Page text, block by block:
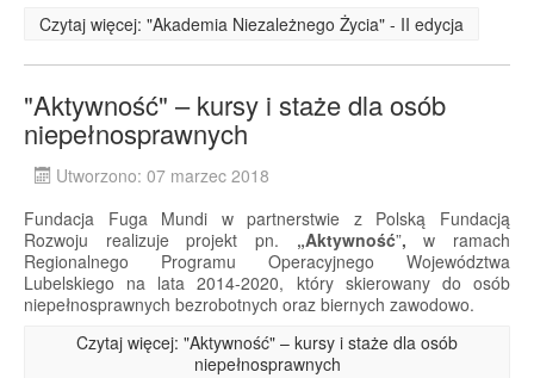
Czytaj więcej: "Akademia Niezależnego Życia" - II edycja
"Aktywność" – kursy i staże dla osób
niepełnosprawnych
Utworzono: 07 marzec 2018
Fundacja Fuga Mundi w partnerstwie z Polską Fundacją
Rozwoju realizuje projekt pn. „Aktywność”, w ramach
Regionalnego Programu Operacyjnego Województwa
Lubelskiego na lata 2014-2020, który skierowany do osób
niepełnosprawnych bezrobotnych oraz biernych zawodowo.
Czytaj więcej: "Aktywność" – kursy i staże dla osób
niepełnosprawnych